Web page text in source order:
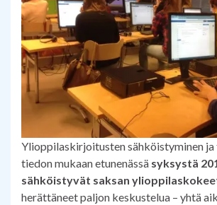
Ylioppilaskirjoitusten sähköistyminen ja
tiedon mukaan etunenässä syksystä
sähköistyvät saksan
herättäneet paljon keskustelua – yhtä